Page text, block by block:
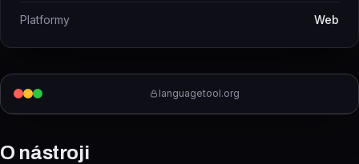
languagetool.org
O nástroji
Platformy Web